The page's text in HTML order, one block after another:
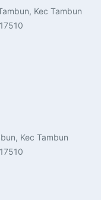
Kec Tambun
Kec Tambun